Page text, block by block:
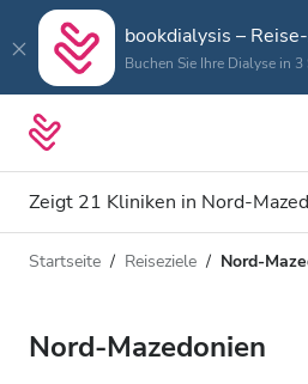
bookdialysis –
Buchen Sie Ihre Dialyse in 3
Zeigt 21 Kliniken in Nord-
Art der Dialyse
Alle Dialysen
Entfernung
Startseite Reiseziele Nord-
Nord-Mazedonien